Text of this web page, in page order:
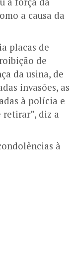
a causa da
placas de
de
da usina, de
invasões, as
à polícia e
retirar”, diz a
à